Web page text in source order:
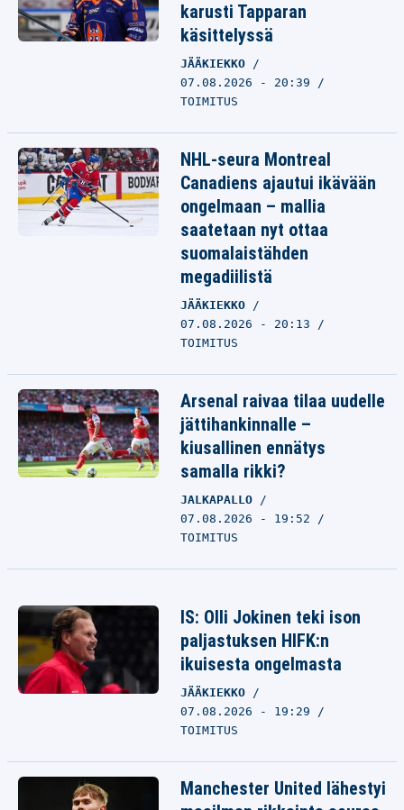
karusti Tapparan
käsittelyssä
JÄÄKIEKKO
07.08.2026 - 20:39
TOIMITUS
NHL-seura Montreal
Canadiens ajautui ikävään
ongelmaan – mallia
saatetaan nyt ottaa
suomalaistähden
megadiilistä
JÄÄKIEKKO
07.08.2026 - 20:13
TOIMITUS
Arsenal raivaa tilaa uudelle
jättihankinnalle –
kiusallinen ennätys
samalla rikki?
JALKAPALLO
07.08.2026 - 19:52
TOIMITUS
IS: Olli Jokinen teki ison
paljastuksen HIFK:n
ikuisesta ongelmasta
JÄÄKIEKKO
07.08.2026 - 19:29
TOIMITUS
Manchester United lähestyi